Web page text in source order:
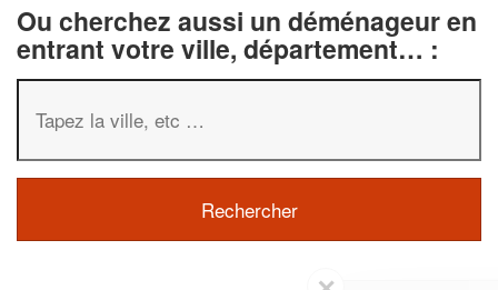
Ou cherchez aussi un déménageur en
entrant votre ville, département… :